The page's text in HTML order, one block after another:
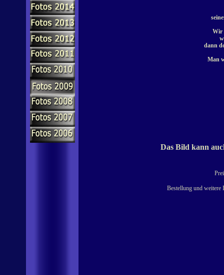
Wir
dann
Man
Das Bild kann
Bestellung und weitere